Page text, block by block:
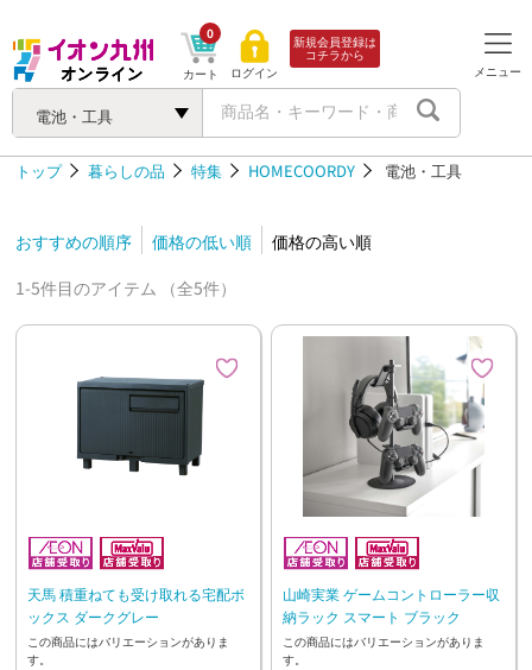
電池・工具
カート
0
ログイン
新規会員登録は
コチラから
メニュー
トップ 暮らしの品 特集 HOMECOORDY 電池・工具
おすすめの順序 価格の低い順
価格の高い順
1-5件目のアイテム （全5件）
天馬 積重ねても受け取れる宅配ボ
ックス ダークグレー
この商品にはバリエーションがありま
す。
山崎実業 ゲームコントローラー収
納ラック スマート ブラック
この商品にはバリエーションがありま
す。